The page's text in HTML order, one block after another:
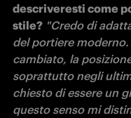
descriveresti come
stile? "Credo di
del portiere
cambiato, la
soprattutto negli
chiesto di essere un
questo senso mi